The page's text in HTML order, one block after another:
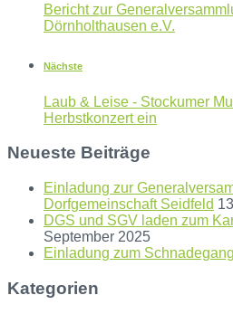
Bericht zur
Dörnholthausen e.V.
Nächste
Laub & Leise - Stockumer
Herbstkonzert ein
Neueste Beiträge
Einladung zur
Dorfgemeinschaft Seidfeld
DGS und SGV laden zum
September 2025
Einladung zum Schnadegang
Kategorien